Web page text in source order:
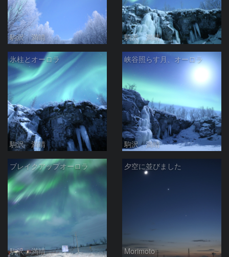
駒沢 満晴 駒沢 満晴
氷柱とオーロラ
駒沢 満晴
峡谷照らす月、オーロラ
駒沢 満晴
ブレイクアップオーロラ
駒沢 満晴
夕空に並びました
Morimoto